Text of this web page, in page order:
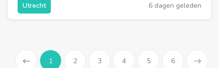
6 dagen geleden
Utrecht
1 2 3 4 5 6